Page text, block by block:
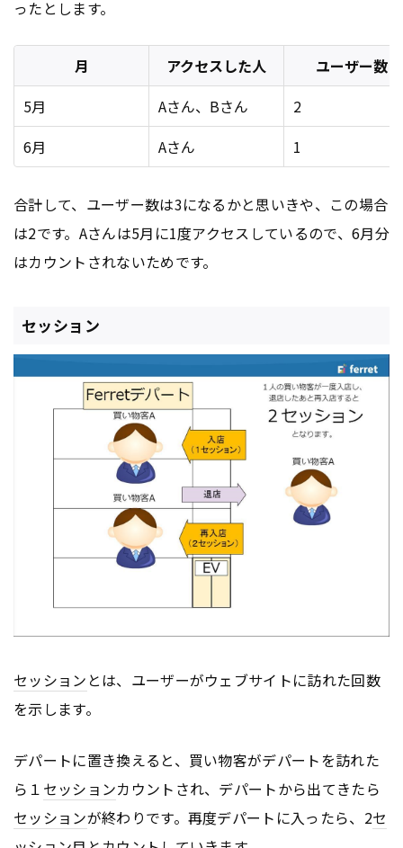
ったとします。
月 アクセスした人
ユーザー数
5月
Aさん、Bさん
2
6月
Aさん 1
合計して、ユーザー数は3になるかと思いきや、この場合
は2です。Aさんは5月に1度アクセスしているので、6月分
はカウントされないためです。
セッション
セッション とは、ユーザーがウェブサイトに訪れた回数
を示します。
デパートに置き換えると、買い物客がデパートを訪れた
ら１ セッションカウントされ、デパートから出てきたら
セッションが終わりです。再度デパートに入ったら、2セ